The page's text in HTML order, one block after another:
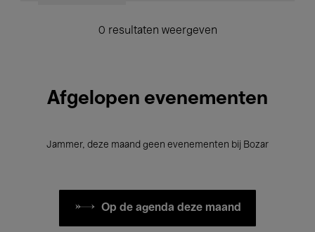
0 resultaten weergeven
Afgelopen evenementen
Jammer, deze maand geen evenementen bij Bozar
Op de agenda deze maand